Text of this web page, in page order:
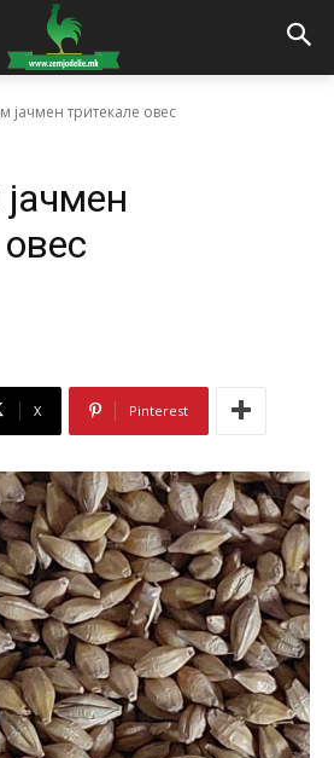
јачмен тритекале овес
X Pinterest